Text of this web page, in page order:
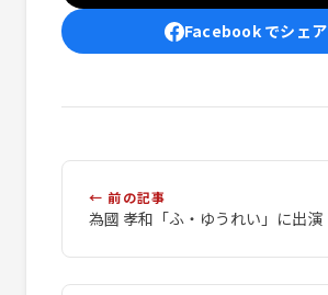
Facebook でシェア
← 前の記事
為國 孝和「ふ・ゆうれい」に出演